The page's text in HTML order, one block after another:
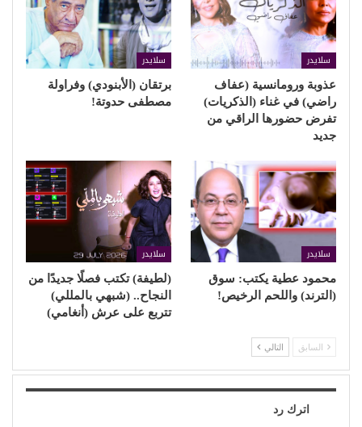
سلايدر
عذوبة ورومانسية (عفاف
راضي) في غناء (الذكريات)
تفرض حضورها الراقي من
جديد
سلايدر
برتقان (الأبنودي) وفراولة
مصطفى حدوتة!
سلايدر
محمود عطية يكتب: سوق
(الترند) واللحم الرخيص!
سلايدر
(لطيفة) تكتب فصلًا جديدًا من
النجاح.. (شبهي بالمللي)
تتربع على عرش (أنغامي)
السابق التالي
اترك رد